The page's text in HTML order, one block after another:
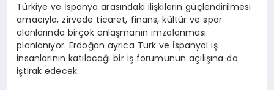
Türkiye ve İspanya arasındaki ilişkilerin güçlendirilmesi
amacıyla, zirvede ticaret, finans, kültür ve spor
alanlarında birçok anlaşmanın imzalanması
planlanıyor. Erdoğan ayrıca Türk ve İspanyol iş
insanlarının katılacağı bir iş forumunun açılışına da
iştirak edecek.